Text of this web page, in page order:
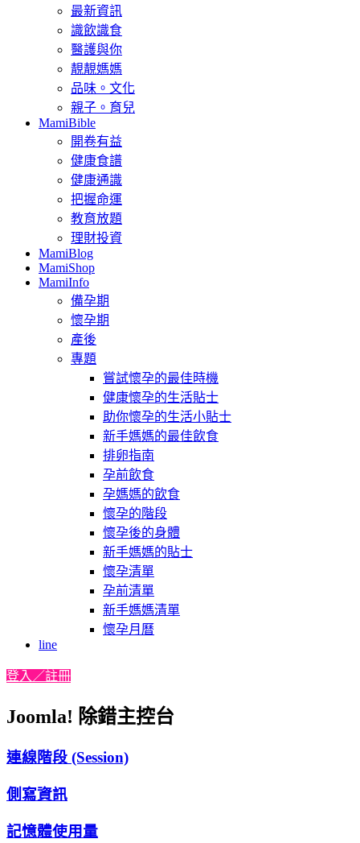
最新資訊
識飲識食
醫護與你
靚靚媽媽
品味。文化
親子。育兒
MamiBible
開卷有益
健康食譜
健康通識
把握命運
教育放題
理財投資
MamiBlog
MamiShop
MamiInfo
備孕期
懷孕期
產後
專題
嘗試懷孕的最佳時機
健康懷孕的生活貼士
助你懷孕的生活小貼士
新手媽媽的最佳飲食
排卵指南
孕前飲食
孕媽媽的飲食
懷孕的階段
懷孕後的身體
新手媽媽的貼士
懷孕清單
孕前清單
新手媽媽清單
懷孕月曆
line
登入／註冊
Joomla! 除錯主控台
連線階段 (Session)
側寫資訊
記憶體使用量